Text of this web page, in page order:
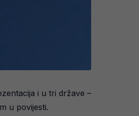
i u tri države –
u povijesti.